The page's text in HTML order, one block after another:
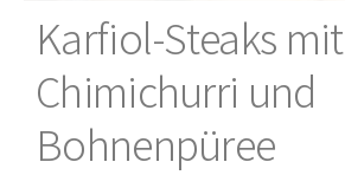
Karfiol-Steaks mit
Chimichurri und
Bohnenpüree